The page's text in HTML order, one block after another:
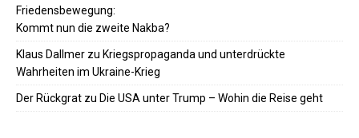
Friedensbewegung:
Kommt nun die zweite Nakba?
Klaus Dallmer zu Kriegspropaganda und unterdrückte
Wahrheiten im Ukraine-Krieg
Der Rückgrat zu Die USA unter Trump – Wohin die Reise geht